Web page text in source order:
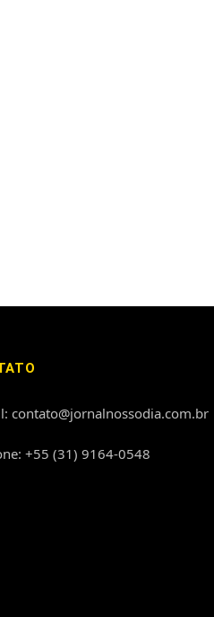
contato@jornalnossodia.com.br
+55 (31) 9164-0548